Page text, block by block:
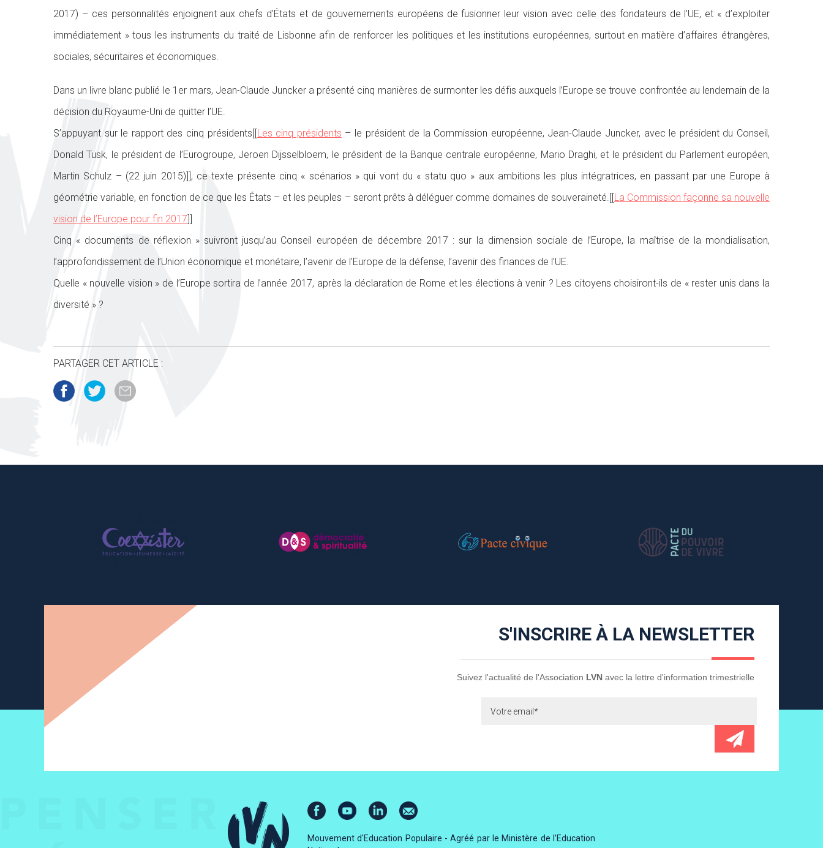
2017) – ces personnalités enjoignent aux chefs d’États et de gouvernements européens de fusionner leur vision avec celle des fondateurs de l’UE, et « d’exploiter
immédiatement » tous les instruments du traité de Lisbonne afin de renforcer les politiques et les institutions européennes, surtout en matière d’affaires étrangères,
sociales, sécuritaires et économiques.
Dans un livre blanc publié le 1er mars, Jean-Claude Juncker a présenté cinq manières de surmonter les défis auxquels l’Europe se trouve confrontée au lendemain de la
décision du Royaume-Uni de quitter l’UE.
S’appuyant sur le rapport des cinq présidents[[Les cinq présidents – le président de la Commission européenne, Jean-Claude Juncker, avec le président du Conseil,
Donald Tusk, le président de l’Eurogroupe, Jeroen Dijsselbloem, le président de la Banque centrale européenne, Mario Draghi, et le président du Parlement européen,
Martin Schulz – (22 juin 2015)]], ce texte présente cinq « scénarios » qui vont du « statu quo » aux ambitions les plus intégratrices, en passant par une Europe à
géométrie variable, en fonction de ce que les États – et les peuples – seront prêts à déléguer comme domaines de souveraineté.[[La Commission façonne sa nouvelle
vision de l’Europe pour fin 2017]]
Cinq « documents de réflexion » suivront jusqu’au Conseil européen de décembre 2017 : sur la dimension sociale de l’Europe, la maîtrise de la mondialisation,
l’approfondissement de l’Union économique et monétaire, l’avenir de l’Europe de la défense, l’avenir des finances de l’UE.
Quelle « nouvelle vision » de l’Europe sortira de l’année 2017, après la déclaration de Rome et les élections à venir ? Les citoyens choisiront-ils de « rester unis dans la
diversité » ?
PARTAGER CET ARTICLE :
S'INSCRIRE À LA NEWSLETTER
Suivez l'actualité de l'Association LVN avec la lettre d'information trimestrielle
Mouvement d'Education Populaire - Agréé par le Ministère de l’Education